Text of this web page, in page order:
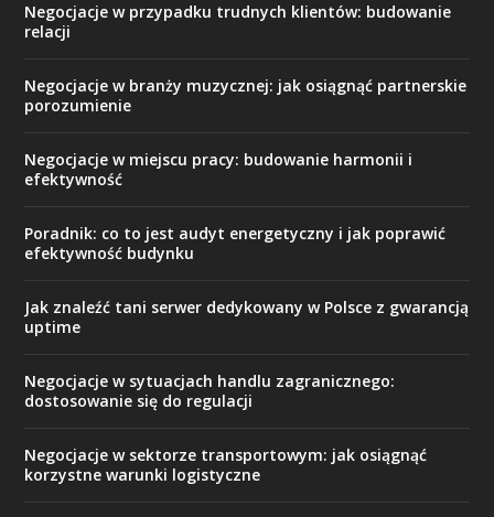
Negocjacje w przypadku trudnych klientów: budowanie
relacji
Negocjacje w branży muzycznej: jak osiągnąć partnerskie
porozumienie
Negocjacje w miejscu pracy: budowanie harmonii i
efektywność
Poradnik: co to jest audyt energetyczny i jak poprawić
efektywność budynku
Jak znaleźć tani serwer dedykowany w Polsce z gwarancją
uptime
Negocjacje w sytuacjach handlu zagranicznego:
dostosowanie się do regulacji
Negocjacje w sektorze transportowym: jak osiągnąć
korzystne warunki logistyczne